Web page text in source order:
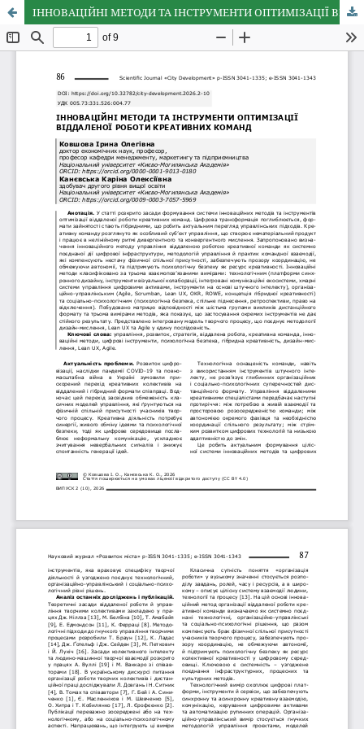
ІННОВАЦІЙНІ МЕТОДИ ТА ІНСТРУМЕНТИ ОПТИМІЗАЦІЇ ВІДДАЛЕНОЇ РОБОТИ КРЕАТИВНИХ КОМАНД